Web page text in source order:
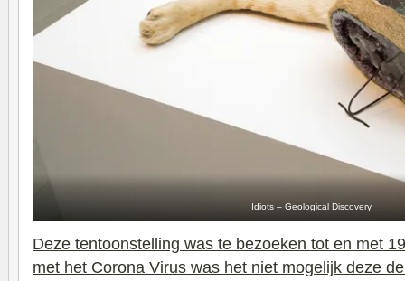
Idiots – Geological Discovery
Deze tentoonstelling was te bezoeken tot en met
met het Corona Virus was het niet mogelijk deze